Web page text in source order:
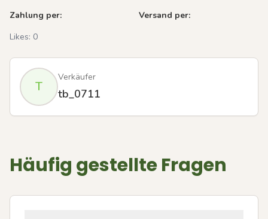
Zahlung per:
Versand per:
Likes: 0
T
Verkäufer
tb_0711
Häufig gestellte Fragen